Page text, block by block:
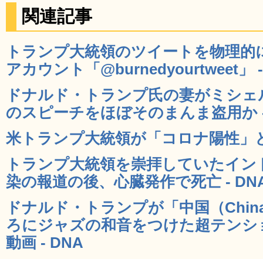
関連記事
トランプ大統領のツイートを物理
アカウント「@burnedyourtweet」
ドナルド・トランプ氏の妻がミシ
のスピーチをほぼそのまんま盗用か
米トランプ大統領が「コロナ陽性」
トランプ大統領を崇拝していたイ
染の報道の後、心臓発作で死亡 -
ドナルド・トランプが「中国（
ろにジャズの和音をつけた超テン
動画 - DNA